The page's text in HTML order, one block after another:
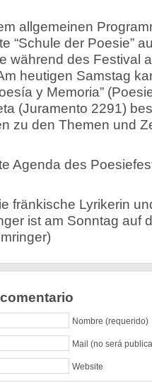
allgemeinen
“Schule der Poesie”
während des Festival
heutigen Samstag
y Memoria”
(Juramento 2291)
zu den Themen und
Agenda des
fränkische Lyrikerin
ist am Sonntag auf
Nombre (requerido)
Mail (no será
Website